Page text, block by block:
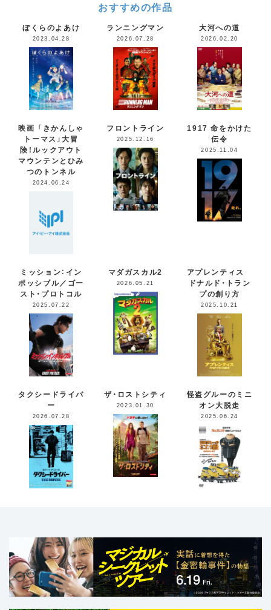
おすすめの作品
ぼくらのよあけ
2023.04.28
ランニングマン
2026.07.28
大河への道
2026.02.20
映画 「きかんしゃ
トーマス」大冒
険！ルックアウト
マウンテンとひみ
つのトンネル
2024.06.24
フロントライン
2025.12.16
1917 命をかけた
伝令
2025.11.04
ミッション：イン
ポッシブル／ゴー
スト・プロトコル
2025.07.22
マダガスカル2
2026.05.21
アプレンティス
ドナルド・トラン
プの創り方
2025.10.21
タクシードライバ
ー
2026.07.28
ザ・ロストシティ
2023.01.30
怪盗グルーのミニ
オン大脱走
2025.06.24